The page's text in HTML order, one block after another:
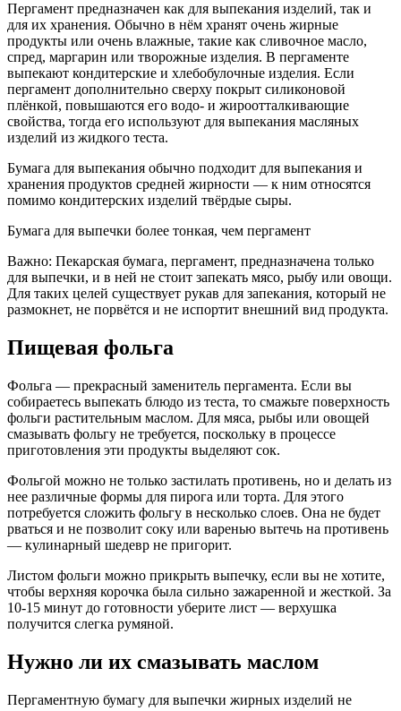
Пергамент предназначен как для выпекания изделий, так и
для их хранения. Обычно в нём хранят очень жирные
продукты или очень влажные, такие как сливочное масло,
спред, маргарин или творожные изделия. В пергаменте
выпекают кондитерские и хлебобулочные изделия. Если
пергамент дополнительно сверху покрыт силиконовой
плёнкой, повышаются его водо- и жироотталкивающие
свойства, тогда его используют для выпекания масляных
изделий из жидкого теста.
Бумага для выпекания обычно подходит для выпекания и
хранения продуктов средней жирности — к ним относятся
помимо кондитерских изделий твёрдые сыры.
Бумага для выпечки более тонкая, чем пергамент
Важно: Пекарская бумага, пергамент, предназначена только
для выпечки, и в ней не стоит запекать мясо, рыбу или овощи.
Для таких целей существует рукав для запекания, который не
размокнет, не порвётся и не испортит внешний вид продукта.
Пищевая фольга
Фольга ― прекрасный заменитель пергамента. Если вы
собираетесь выпекать блюдо из теста, то смажьте поверхность
фольги растительным маслом. Для мяса, рыбы или овощей
смазывать фольгу не требуется, поскольку в процессе
приготовления эти продукты выделяют сок.
Фольгой можно не только застилать противень, но и делать из
нее различные формы для пирога или торта. Для этого
потребуется сложить фольгу в несколько слоев. Она не будет
рваться и не позволит соку или варенью вытечь на противень
― кулинарный шедевр не пригорит.
Листом фольги можно прикрыть выпечку, если вы не хотите,
чтобы верхняя корочка была сильно зажаренной и жесткой. За
10-15 минут до готовности уберите лист ― верхушка
получится слегка румяной.
Нужно ли их смазывать маслом
Пергаментную бумагу для выпечки жирных изделий не